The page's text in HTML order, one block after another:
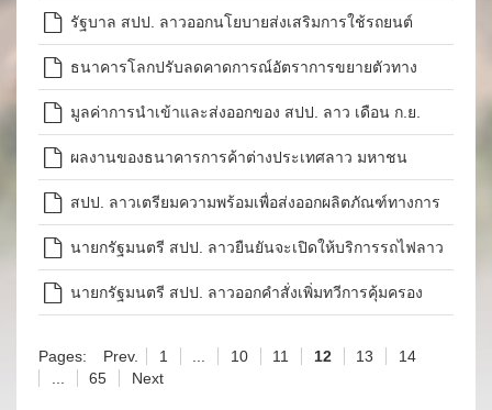
ลงทุนปลูกพืชทดแทนฝิ่นที่แขวงพงสาลี
รัฐบาล สปป. ลาวออกนโยบายส่งเสริมการใช้รถยนต์
ไฟฟ้าใน สปป. ลาว
ธนาคารโลกปรับลดคาดการณ์อัตราการขยายตัวทาง
เศรษฐกิจของ สปป. ลาวปี 2564 เป็นร้อยละ 2.2
มูลค่าการนำเข้าและส่งออกของ สปป. ลาว เดือน ก.ย.
2564
ผลงานของธนาคารการค้าต่างประเทศลาว มหาชน
สปป. ลาวเตรียมความพร้อมเพื่อส่งออกผลิตภัณฑ์ทางการ
เกษตรไปจีน
นายกรัฐมนตรี สปป. ลาวยืนยันจะเปิดให้บริการรถไฟลาว
- จีนในวันที่ 2 ธ.ค. 2564
นายกรัฐมนตรี สปป. ลาวออกคำสั่งเพิ่มทวีการคุ้มครอง
Pages:
Prev. 1 10 11 12 13
14
65 Next